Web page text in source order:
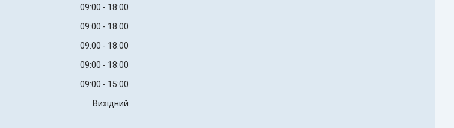
09:00
18:00
09:00
18:00
09:00
18:00
09:00
18:00
09:00
15:00
Вихідний